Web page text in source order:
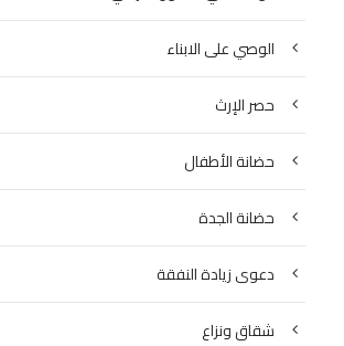
الوصي على الابناء
حصر الإرث
حضانة الأطفال
حضانة الجدة
دعوى زيادة النفقة
شقاق ونزاع